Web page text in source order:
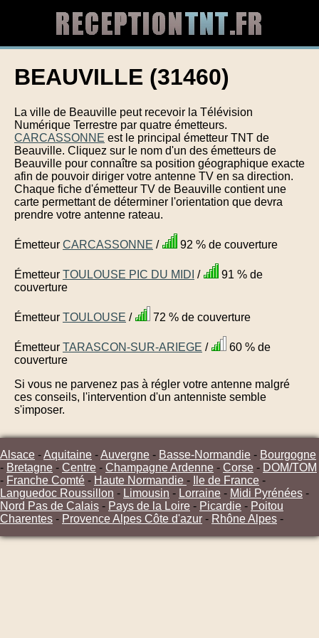
BEAUVILLE (31460)
La ville de Beauville peut recevoir la Télévision
Numérique Terrestre par quatre émetteurs.
CARCASSONNE est le principal émetteur TNT de
Beauville. Cliquez sur le nom d'un des émetteurs de
Beauville pour connaître sa position géographique exacte
afin de pouvoir diriger votre antenne TV en sa direction.
Chaque fiche d'émetteur TV de Beauville contient une
carte permettant de déterminer l'orientation que devra
prendre votre antenne rateau.
Émetteur CARCASSONNE / 92 % de couverture
Émetteur TOULOUSE PIC DU MIDI /
91 % de
couverture
Émetteur TOULOUSE / 72 % de couverture
Émetteur TARASCON-SUR-ARIEGE /
60 % de
couverture
Si vous ne parvenez pas à régler votre antenne malgré
ces conseils, l'intervention d'un antenniste semble
s'imposer.
Alsace -Aquitaine -Auvergne - Basse-Normandie - Bourgogne
- Bretagne - Centre - Champagne Ardenne - Corse - DOM/TOM
- Franche Comté - Haute Normandie - Ile de France -
Languedoc Roussillon - Limousin - Lorraine - Midi Pyrénées -
Nord Pas de Calais - Pays de la Loire - Picardie - Poitou
Charentes - Provence Alpes Côte d'azur - Rhône Alpes -